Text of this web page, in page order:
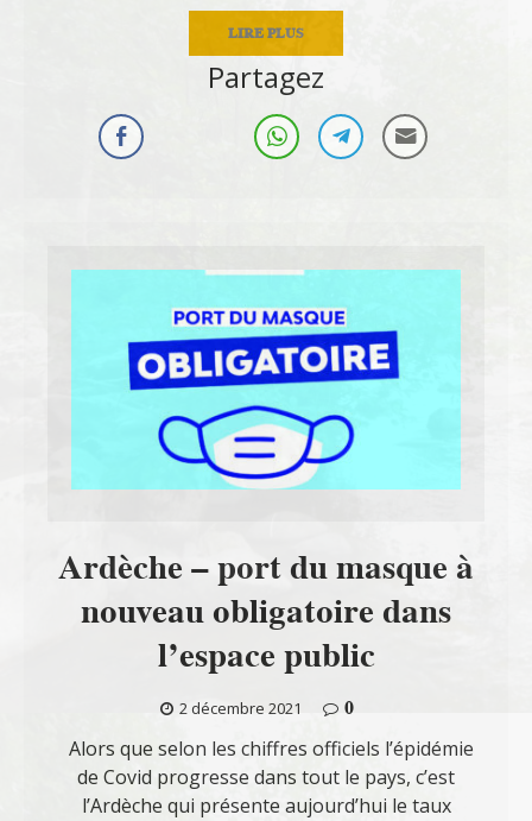
LIRE PLUS
Partagez
Ardèche – port du masque à
nouveau obligatoire dans
l’espace public
2 décembre 2021
0
Alors que selon les chiffres officiels l’épidémie
de Covid progresse dans tout le pays, c’est
l’Ardèche qui présente aujourd’hui le taux